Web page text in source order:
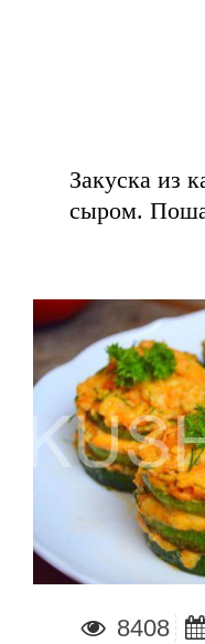
Закуска из
сыром.
8408